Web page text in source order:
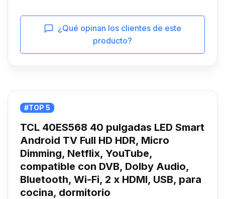
¿Qué opinan los clientes de este
producto?
#TOP 5
TCL 40ES568 40 pulgadas LED Smart
Android TV Full HD HDR, Micro
Dimming, Netflix, YouTube,
compatible con DVB, Dolby Audio,
Bluetooth, Wi-Fi, 2 x HDMI, USB, para
cocina, dormitorio